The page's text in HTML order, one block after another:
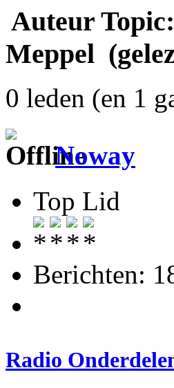
Auteur
Meppel
0 leden (en 1
Noway
Top Lid
Berichten:
Radio